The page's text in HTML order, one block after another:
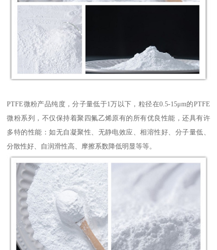
PTFE微粉产品纯度，分子量低于1万以下，粒径在0.5-15μm的PTFE
微粉系列，不仅保持着聚四氟乙烯原有的所有优良性能，还具有许
多特的性能：如无自凝聚性、无静电效应、相溶性好、分子量低、
分散性好、自润滑性高、摩擦系数降低明显等等。